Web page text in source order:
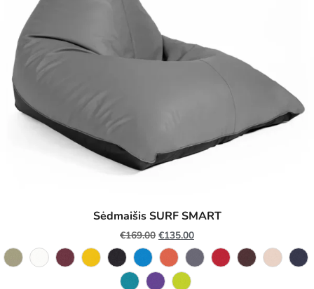
Sėdmaišis SURF SMART
€169.00 €135.00